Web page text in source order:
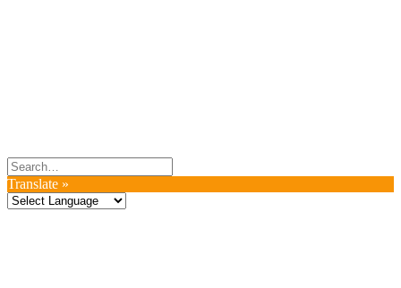
Translate »